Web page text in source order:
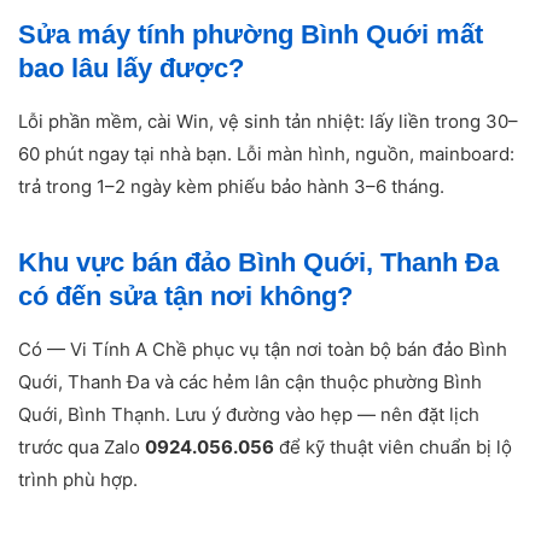
Sửa máy tính phường Bình Quới mất
bao lâu lấy được?
Lỗi phần mềm, cài Win, vệ sinh tản nhiệt: lấy liền trong 30–
60 phút ngay tại nhà bạn. Lỗi màn hình, nguồn, mainboard:
trả trong 1–2 ngày kèm phiếu bảo hành 3–6 tháng.
Khu vực bán đảo Bình Quới, Thanh Đa
có đến sửa tận nơi không?
Có — Vi Tính A Chề phục vụ tận nơi toàn bộ bán đảo Bình
Quới, Thanh Đa và các hẻm lân cận thuộc phường Bình
Quới, Bình Thạnh. Lưu ý đường vào hẹp — nên đặt lịch
trước qua Zalo 0924.056.056 để kỹ thuật viên chuẩn bị lộ
trình phù hợp.